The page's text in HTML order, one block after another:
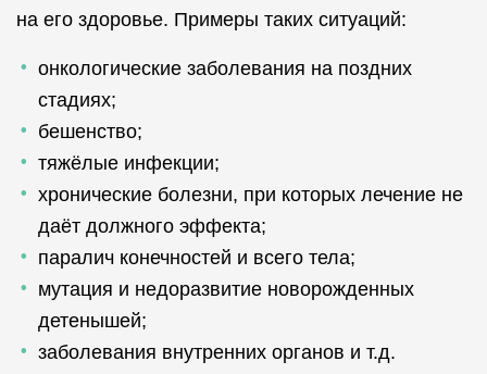
на его здоровье. Примеры таких ситуаций:
онкологические заболевания на поздних
стадиях;
бешенство;
тяжёлые инфекции;
хронические болезни, при которых лечение не
даёт должного эффекта;
паралич конечностей и всего тела;
мутация и недоразвитие новорожденных
детенышей;
заболевания внутренних органов и т.д.